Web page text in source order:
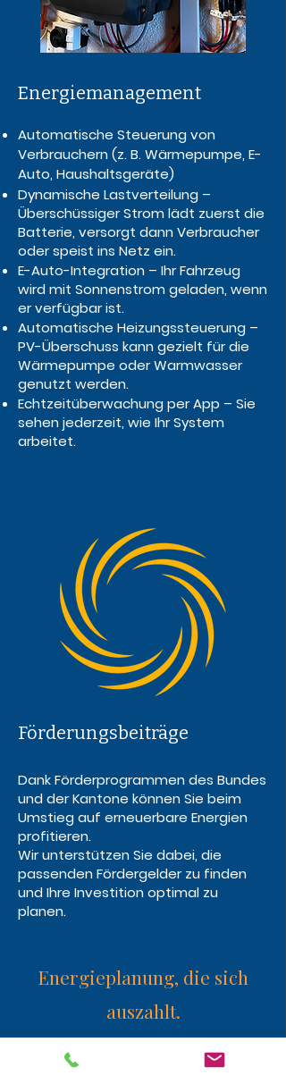
Energiemanagement
Automatische Steuerung von
Verbrauchern (z. B. Wärmepumpe, E-
Auto, Haushaltsgeräte)
Dynamische Lastverteilung –
Überschüssiger Strom lädt zuerst die
Batterie, versorgt dann Verbraucher
oder speist ins Netz ein.
E-Auto-Integration – Ihr Fahrzeug
wird mit Sonnenstrom geladen, wenn
er verfügbar ist.
Automatische Heizungssteuerung –
PV-Überschuss kann gezielt für die
Wärmepumpe oder Warmwasser
genutzt werden.
Echtzeitüberwachung per App – Sie
sehen jederzeit, wie Ihr System
arbeitet.
Förderungsbeiträge
Dank Förderprogrammen des Bundes
und der Kantone können Sie beim
Umstieg auf erneuerbare Energien
profitieren.
Wir unterstützen Sie dabei, die
passenden Fördergelder zu finden
und Ihre Investition optimal zu
planen.
Energieplanung, die sich
auszahlt.